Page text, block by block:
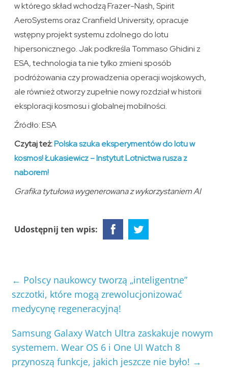
w którego skład wchodzą Frazer-Nash, Spirit
AeroSystems oraz Cranfield University, opracuje
wstępny projekt systemu zdolnego do lotu
hipersonicznego. Jak podkreśla Tommaso Ghidini z
ESA, technologia ta nie tylko zmieni sposób
podróżowania czy prowadzenia operacji wojskowych,
ale również otworzy zupełnie nowy rozdział w historii
eksploracji kosmosu i globalnej mobilności.
Źródło: ESA
Czytaj też:Polska szuka eksperymentów do lotu w
kosmos! Łukasiewicz – Instytut Lotnictwa rusza z
naborem!
Grafika tytułowa wygenerowana z wykorzystaniem AI
Udostępnij ten wpis:
← Polscy naukowcy tworzą „inteligentne”
szczotki, które mogą zrewolucjonizować
medycynę regeneracyjną!
Samsung Galaxy Watch Ultra zaskakuje nowym
systemem. Wear OS 6 i One UI Watch 8
przynoszą funkcje, jakich jeszcze nie było! →